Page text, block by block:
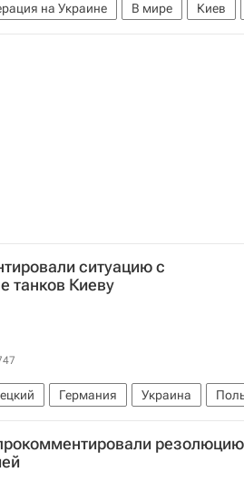
на Украине В мире Киев
Ситуация в ДНР и ЛНР
ситуацию с
танков Киеву
Германия Украина
резолюцию